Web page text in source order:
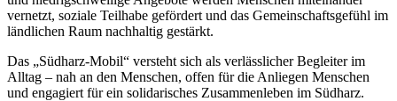
vernetzt, soziale Teilhabe gefördert und das Gemeinschaftsgefühl im
ländlichen Raum nachhaltig gestärkt.
Das „Südharz-Mobil“ versteht sich als verlässlicher Begleiter im
Alltag – nah an den Menschen, offen für die Anliegen Menschen
und engagiert für ein solidarisches Zusammenleben im Südharz.